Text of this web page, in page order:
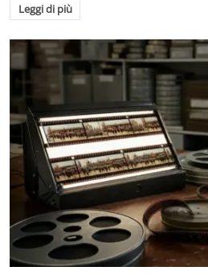
Leggi di più